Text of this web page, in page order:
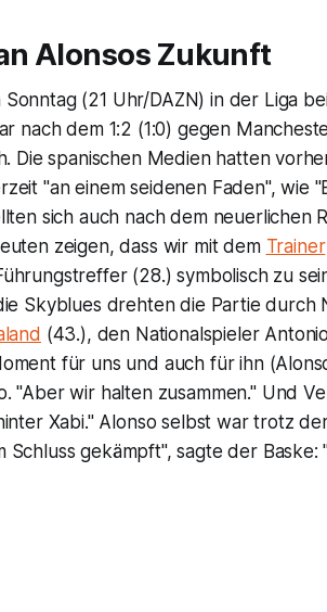
Alonsos Zukunft
Sonntag (21 Uhr/DAZN) in der Liga
nach dem 1:2 (1:0) gegen
Die spanischen Medien hatten
"an einem seidenen Faden", wie
sich auch nach dem neuerlichen
zeigen, dass wir mit dem Trainer
(28.) symbolisch zu
Skyblues drehten die Partie durch
(43.), den Nationalspieler
für uns und auch für ihn
"Aber wir halten zusammen." Und
Xabi." Alonso selbst war trotz
Schluss gekämpft", sagte der